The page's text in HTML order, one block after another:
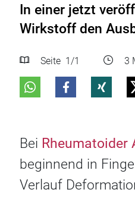
In einer jetzt
Wirkstoff den
Seite 1 /1 3
Bei Rheumatoider
beginnend in
Verlauf